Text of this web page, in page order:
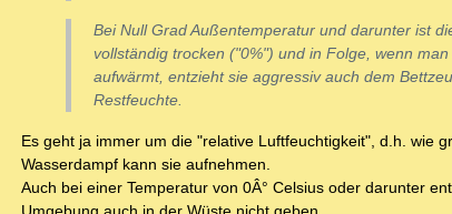
Bei Null Grad Außentemperatur und darunter ist
vollständig trocken ("0%") und in Folge, wenn
aufwärmt, entzieht sie aggressivauch dem
Restfeuchte.
Es geht ja immer um die "relative Luftfeuchtigkeit", d.h. wie
Wasserdampf kann sie aufnehmen.
Auch bei einer Temperatur von 0Â° Celsius oder darunter